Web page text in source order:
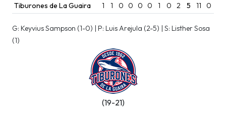
Tiburones de La Guaira
1 1 0 0 0 0 1 0 2 5 11 0
G: Keyvius Sampson (1-0) | P: Luis Arejula (2-5) | S: Listher Sosa
(1)
(19-21)